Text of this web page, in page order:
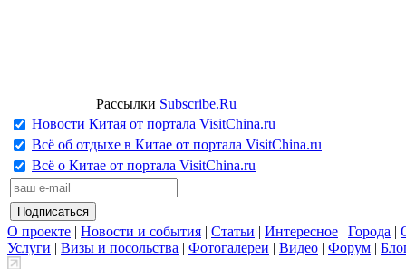
Рассылки Subscribe.Ru
Новости Китая от портала VisitChina.ru
Всё об отдыхе в Китае от портала VisitChina.ru
Всё о Китае от портала VisitChina.ru
О проекте | Новости и события | Статьи | Интересное | Города |
Услуги | Визы и посольства | Фотогалереи | Видео | Форум |